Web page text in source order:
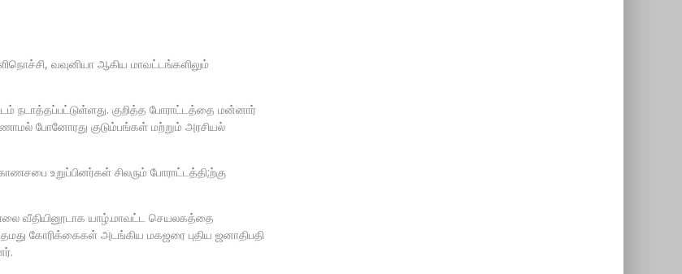
வவுனியா ஆகிய மாவட்டங்களிலும்
நடாத்தப்பட்டுள்ளது. குறித்த போராட்டத்தை மன்னார்
போனோரது குடும்பங்கள் மற்றும் அரசியல்
உறுப்பினர்கள் சிலரும் போராட்டத்தி;ற்கு
வீதியினூடாக யாழ்.மாவட்ட செயலகத்தை
கோரிக்கைகள் அடங்கிய மகஜரை புதிய ஜனாதிபதி